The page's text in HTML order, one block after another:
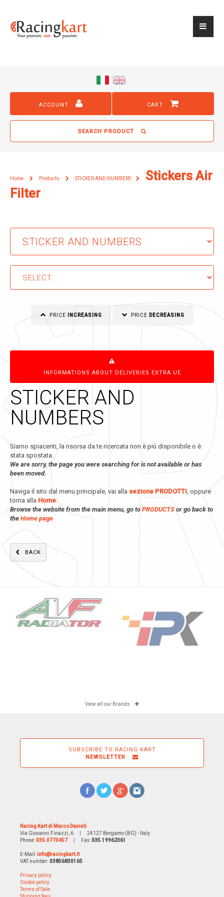
ACCOUNT CART
SEARCH PRODUCT
Home Products STICKER AND NUMBERS
Stickers Air
Filter
PRICE INCREASING PRICE DECREASING
INFORMATIONS ABOUT DELIVERIES EXTRA UE
STICKER AND
NUMBERS
Siamo spiacenti, la risorsa da te ricercata non è più disponibile o è
stata spostata.
We are sorry, the page you were searching for is not available or has
been moved.
Naviga il sito dal menu principale, vai alla sezione PRODOTTI , oppure
torna alla Home
Browse the website from the main menu, go to PRODUCTS or go back to
the Home page
BACK
View all our Brands
SUBSCRIBE TO RACING KART
NEWSLETTER
Racing Kart di Marco Danieli
Via Giovanni Finazzi, 6
24127 Bergamo (BG) - Italy
Phone:035.0770457 Fax:035.19962361
E-Mail:info@racingkart.it
VAT number:03856830165
Privacy policy
Cookie policy
Terms of Sale